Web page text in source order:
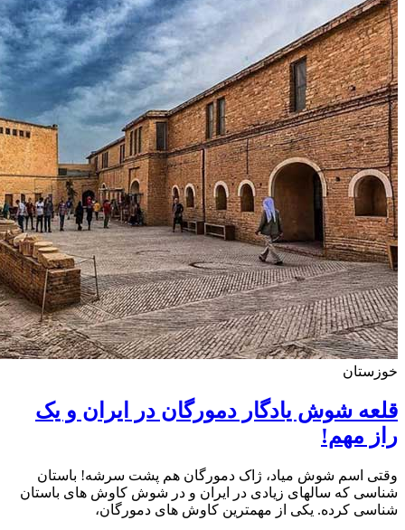
خوزستان
قلعه شوش یادگار دمورگان در ایران و یک
راز مهم!
وقتی اسم شوش میاد، ژاک دمورگان هم پشت سرشه! باستان
شناسی که سالهای زیادی در ایران و در شوش کاوش های باستان
شناسی کرده. یکی از مهمترین کاوش های دمورگان،